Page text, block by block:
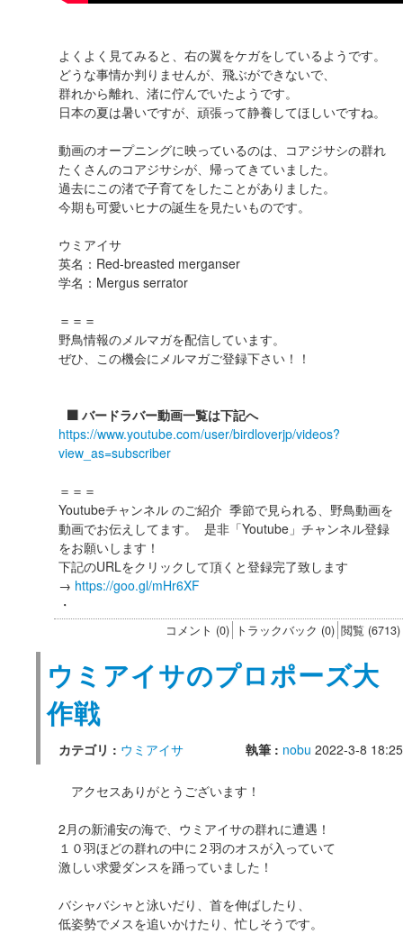
よくよく見てみると、右の翼をケガをしているようです。
どうな事情か判りませんが、飛ぶができないで、
群れから離れ、渚に佇んでいたようです。
日本の夏は暑いですが、頑張って静養してほしいですね。
動画のオープニングに映っているのは、コアジサシの群れ
たくさんのコアジサシが、帰ってきていました。
過去にこの渚で子育てをしたことがありました。
今期も可愛いヒナの誕生を見たいものです。
ウミアイサ
英名：Red-breasted merganser
学名：Mergus serrator
＝＝＝
野鳥情報のメルマガを配信しています。
ぜひ、この機会にメルマガご登録下さい！！
⬛️ バードラバー動画一覧は下記へ
https://www.youtube.com/user/birdloverjp/videos?
view_as=subscriber
＝＝＝
Youtubeチャンネル のご紹介 季節で見られる、野鳥動画を
動画でお伝えしてます。 是非「Youtube」チャンネル登録
をお願いします！
下記のURLをクリックして頂くと登録完了致します
→ https://goo.gl/mHr6XF
・
コメント (0) トラックバック (0) 閲覧 (6713)
ウミアイサのプロポーズ大
作戦
カテゴリ : ウミアイサ 執筆 : nobu 2022-3-8 18:25
アクセスありがとうございます！
2月の新浦安の海で、ウミアイサの群れに遭遇！
１０羽ほどの群れの中に２羽のオスが入っていて
激しい求愛ダンスを踊っていました！
バシャバシャと泳いだり、首を伸ばしたり、
低姿勢でメスを追いかけたり、忙しそうです。